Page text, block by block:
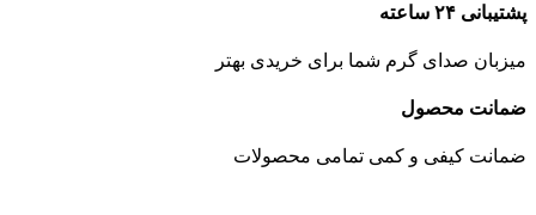
پشتیبانی ۲۴ ساعته
میزبان صدای گرم شما برای خریدی بهتر
ضمانت محصول
ضمانت کیفی و کمی تمامی محصولات